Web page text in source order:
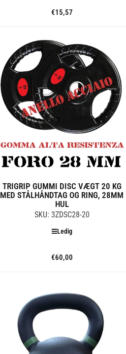
Standard
€15,57
TRIGRIP GUMMI DISC VÆGT 20 KG
MED STÅLHÅNDTAG OG RING, 28MM
HUL
SKU: 3ZDSC28-20
Ledig
Standard
€60,00